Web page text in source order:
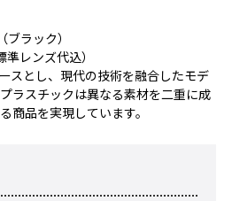
ラック）
レンズ代込）
スとし、現代の技術を融合したモデ
ラスチックは異なる素材を二重に成
商品を実現しています。